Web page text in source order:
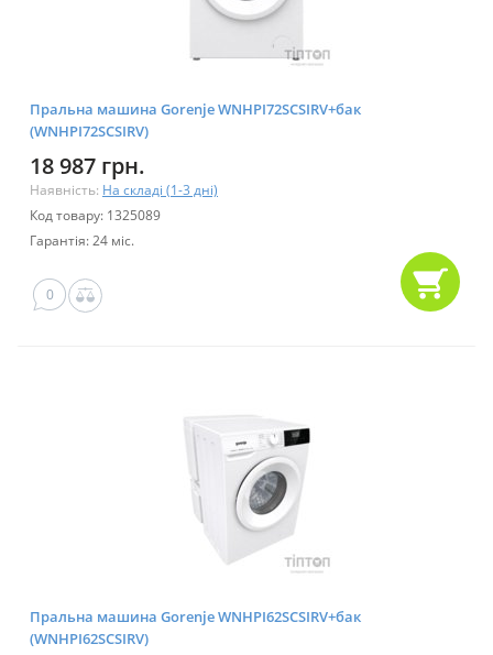
Пральна машина Gorenje WNHPI72SCSIRV+бак
(WNHPI72SCSIRV)
18 987 грн.
Наявність: На складі (1-3 дні)
Код товару: 1325089
Гарантія: 24 міс.
0
Пральна машина Gorenje WNHPI62SCSIRV+бак
(WNHPI62SCSIRV)